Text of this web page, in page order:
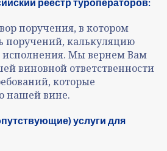
поручения, в котором
поручений, калькуляцию
исполнения. Мы вернем Вам
виновной ответственности
которые
нашей вине.
услуги для